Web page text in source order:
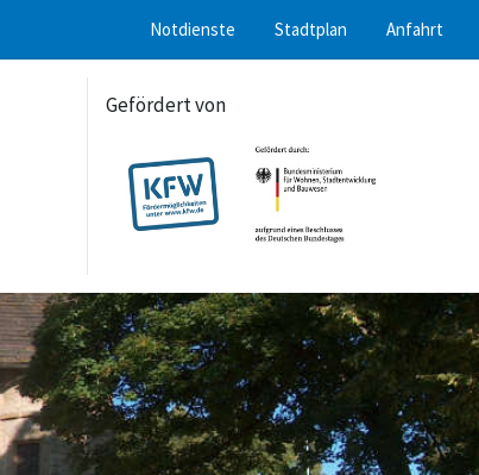
Notdienste Stadtplan Anfahrt
Gefördert von